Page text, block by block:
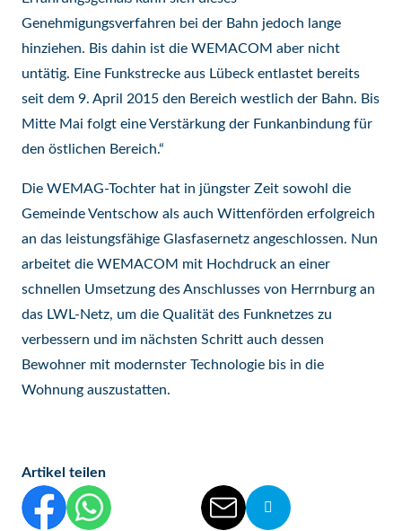
Genehmigungsverfahren bei der Bahn jedoch lange
hinziehen. Bis dahin ist die WEMACOM aber nicht
untätig. Eine Funkstrecke aus Lübeck entlastet bereits
seit dem 9. April 2015 den Bereich westlich der Bahn. Bis
Mitte Mai folgt eine Verstärkung der Funkanbindung für
den östlichen Bereich.“
Die WEMAG-Tochter hat in jüngster Zeit sowohl die
Gemeinde Ventschow als auch Wittenförden erfolgreich
an das leistungsfähige Glasfasernetz angeschlossen. Nun
arbeitet die WEMACOM mit Hochdruck an einer
schnellen Umsetzung des Anschlusses von Herrnburg an
das LWL-Netz, um die Qualität des Funknetzes zu
verbessern und im nächsten Schritt auch dessen
Bewohner mit modernster Technologie bis in die
Wohnung auszustatten.
Artikel teilen
Diesen Beitrag auf Facebook teilen
Diesen Beitrag auf WhatsApp teilen
Diesen Beitrag auf Threads teilen
Diesen Beitrag auf linkedIn teilen
Diesen Beitrag per E-Mail
Die Url von diesem